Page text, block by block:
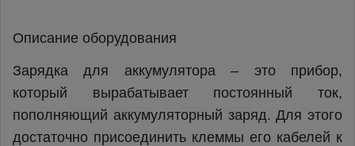
Описание оборудования
Зарядка для аккумулятора – это прибор,
который вырабатывает постоянный ток,
пополняющий аккумуляторный заряд. Для этого
достаточно присоединить клеммы его кабелей к